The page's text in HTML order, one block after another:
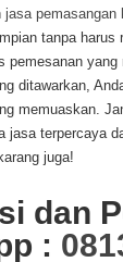
jasa
tanpa harus
pemesanan
ditawarkan,
memuaskan.
jasa terpercaya
juga!
dan
: